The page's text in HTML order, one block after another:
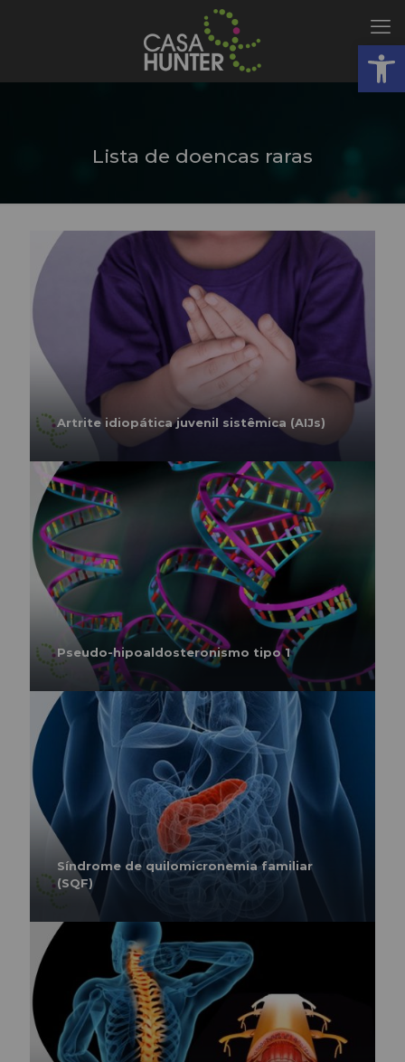
Abrir
Lista de doencas raras
Artrite idiopática juvenil sistêmica (AIJs)
Pseudo-hipoaldosteronismo tipo 1
Síndrome de quilomicronemia familiar
(SQF)